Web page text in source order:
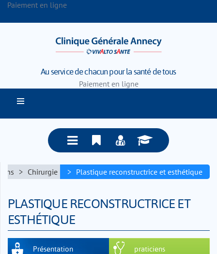
Paiement en ligne
Au service de chacun pour la santé de tous
Paiement en ligne
Chirurgie Plastique reconstructrice et esthétique
PLASTIQUE RECONSTRUCTRICE ET
ESTHÉTIQUE
Présentation praticiens